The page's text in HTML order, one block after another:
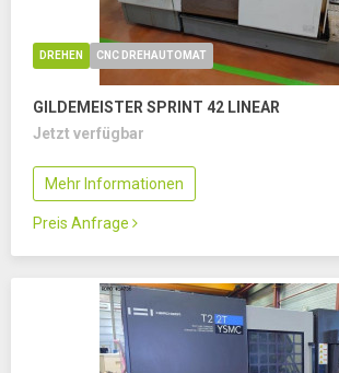
DREHEN CNC DREHAUTOMAT
GILDEMEISTER SPRINT 42 LINEAR
Jetzt verfügbar
Mehr Informationen
Preis Anfrage